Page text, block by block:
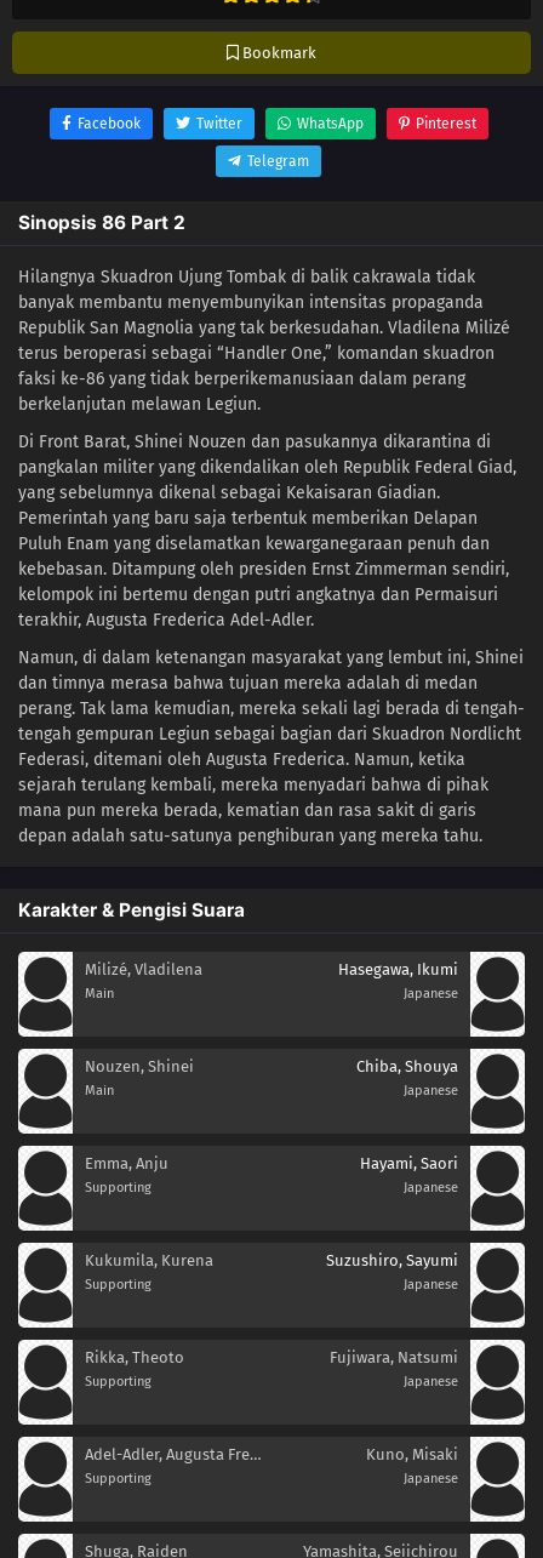
Bookmark
Facebook Twitter WhatsApp Pinterest
Telegram
Sinopsis 86 Part 2
Hilangnya Skuadron Ujung Tombak di balik cakrawala tidak
banyak membantu menyembunyikan intensitas propaganda
Republik San Magnolia yang tak berkesudahan. Vladilena Milizé
terus beroperasi sebagai “Handler One,” komandan skuadron
faksi ke-86 yang tidak berperikemanusiaan dalam perang
berkelanjutan melawan Legiun.
Di Front Barat, Shinei Nouzen dan pasukannya dikarantina di
pangkalan militer yang dikendalikan oleh Republik Federal Giad,
yang sebelumnya dikenal sebagai Kekaisaran Giadian.
Pemerintah yang baru saja terbentuk memberikan Delapan
Puluh Enam yang diselamatkan kewarganegaraan penuh dan
kebebasan. Ditampung oleh presiden Ernst Zimmerman sendiri,
kelompok ini bertemu dengan putri angkatnya dan Permaisuri
terakhir, Augusta Frederica Adel-Adler.
Namun, di dalam ketenangan masyarakat yang lembut ini, Shinei
dan timnya merasa bahwa tujuan mereka adalah di medan
perang. Tak lama kemudian, mereka sekali lagi berada di tengah-
tengah gempuran Legiun sebagai bagian dari Skuadron Nordlicht
Federasi, ditemani oleh Augusta Frederica. Namun, ketika
sejarah terulang kembali, mereka menyadari bahwa di pihak
mana pun mereka berada, kematian dan rasa sakit di garis
depan adalah satu-satunya penghiburan yang mereka tahu.
Karakter & Pengisi Suara
Milizé, Vladilena
Main
Hasegawa, Ikumi
Japanese
Nouzen, Shinei
Main
Chiba, Shouya
Japanese
Emma, Anju
Supporting
Hayami, Saori
Japanese
Kukumila, Kurena
Supporting
Suzushiro, Sayumi
Japanese
Rikka, Theoto
Supporting
Fujiwara, Natsumi
Japanese
Adel-Adler, Augusta Frederica
Supporting
Kuno, Misaki
Japanese
Shuga, Raiden Yamashita, Seiichirou